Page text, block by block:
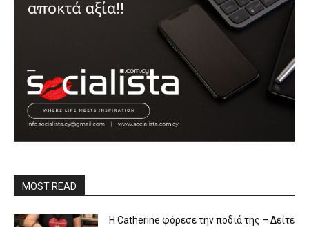
MOST READ
Η Catherine φόρεσε την ποδιά της – Δείτε